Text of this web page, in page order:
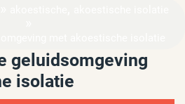
geluidsomgeving
isolatie